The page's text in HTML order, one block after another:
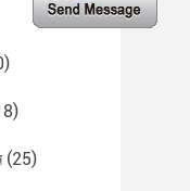
(25)